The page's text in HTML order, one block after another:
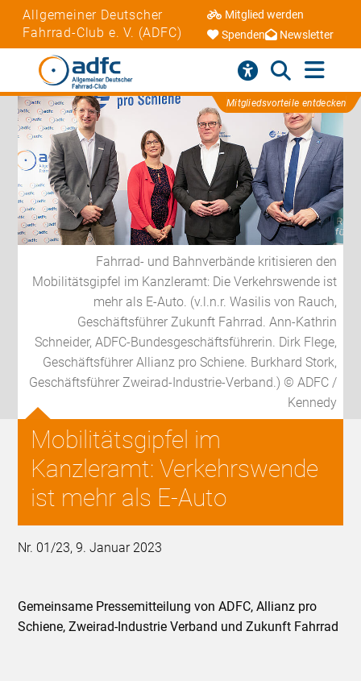
Allgemeiner Deutscher
Fahrrad-Club e. V. (ADFC)
Mitglied werden
Spenden
Newsletter
Mitgliedsvorteile entdecken
Fahrrad- und Bahnverbände kritisieren den
Mobilitätsgipfel im Kanzleramt: Die Verkehrswende ist
mehr als E-Auto. (v.l.n.r. Wasilis von Rauch,
Geschäftsführer Zukunft Fahrrad. Ann-Kathrin
Schneider, ADFC-Bundesgeschäftsführerin. Dirk Flege,
Geschäftsführer Allianz pro Schiene. Burkhard Stork,
Geschäftsführer Zweirad-Industrie-Verband.) © ADFC /
Kennedy
Mobilitätsgipfel im
Kanzleramt: Verkehrswende
ist mehr als E-Auto
Nr. 01/23, 9. Januar 2023
Gemeinsame Pressemitteilung von ADFC, Allianz pro
Schiene, Zweirad-Industrie Verband und Zukunft Fahrrad